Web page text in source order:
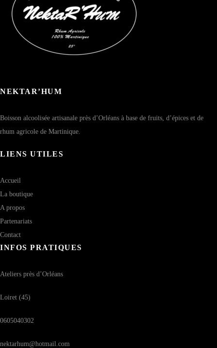
NEKTAR’HUM
Boisson alcoolisée artisanale près d’Orléans à base de fruits, d’épices et de
rhum agricole de Martinique.
LIENS UTILES
Accueil
La boutique
A propos
Partenariats
Contact
INFOS PRATIQUES
Ateliers près d’Orléans
Loiret (45)
0605040302
nektarhum@hotmail.com